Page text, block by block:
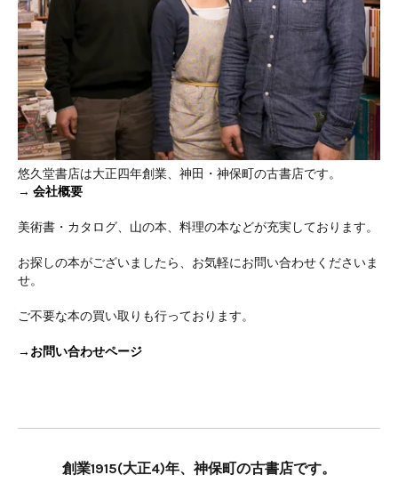
悠久堂書店は大正四年創業、神田・神保町の古書店です。
→ 会社概要
美術書・カタログ、山の本、料理の本などが充実しております。
お探しの本がございましたら、お気軽にお問い合わせくださいま
せ。
ご不要な本の買い取りも行っております。
→お問い合わせページ
創業1915(大正4)年、神保町の古書店です。